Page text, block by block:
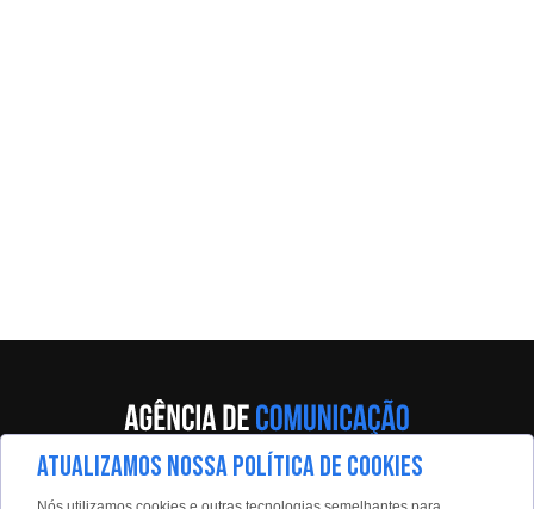
Av. Eng. Caetano Álvares, 55 - 5º andar
ATUALIZAMOS NOSSA POLÍTICA DE COOKIES